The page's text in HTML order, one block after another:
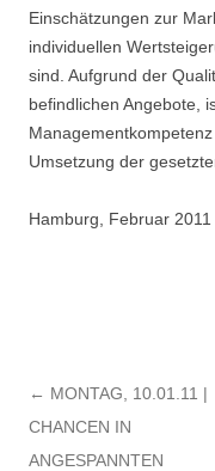
Einschätzungen zur
individuellen
sind. Aufgrund der
befindlichen Angebote,
Umsetzung der
Hamburg, Februar 2011
Post navigation
← MONTAG, 10.01.11 |
CHANCEN IN
ANGESPANNTEN